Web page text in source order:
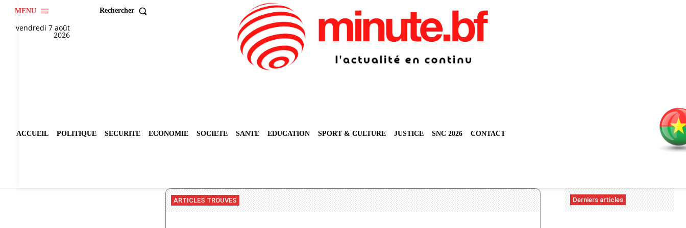
MENU Rechercher
vendredi 7 août
2026
ACCUEIL POLITIQUE SECURITE ECONOMIE SOCIETE SANTE EDUCATION SPORT & CULTURE JUSTICE SNC 2026 CONTACT
ARTICLES TROUVES Derniers articles